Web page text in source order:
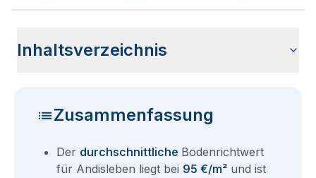
Inhaltsverzeichnis
Zusammenfassung
Der durchschnittliche Bodenrichtwert
für Andisleben liegt bei 95 €/m² und ist